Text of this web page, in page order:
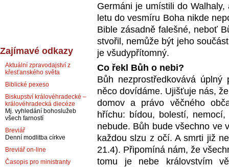
Germáni je umístili do
letu do vesmíru Boha nikde
Bible zásadně falešné, neboť
stvořil, nemůže být jeho
je všudypřítomný.
Co řekl Bůh o nebi?
Bůh nezprostředkovává
něco dovídáme. Ujišťuje nás,
domov a právo věčného
hříchu: bídou, bolestí,
nebude. Bůh bude všechno ve
každou slzu z očí. A smrti již
21.4). Připomíná nám, že
tomu je nebe královstvím
Zajímavé odkazy
Aktuální zpravodajství z
křesťanského světa
Biblické pexeso
Biskupství královéhradecké –
královéhradecká diecéze
Mj. vyhledání bohoslužeb
všech farností
Breviář
Denní modlitba církve
Breviář on-line
Časopis pro ministranty